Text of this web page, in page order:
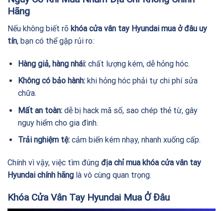
Hãng
Nếu không biết rõ khóa cửa vân tay Hyundai mua ở đâu uy
tín, bạn có thể gặp rủi ro:
Hàng giả, hàng nhái:chất lượng kém, dễ hỏng hóc.
Không có bảo hành:khi hỏng hóc phải tự chi phí sửa
chữa.
Mất an toàn:dễ bị hack mã số, sao chép thẻ từ, gây
nguy hiểm cho gia đình.
Trải nghiệm tệ:cảm biến kém nhạy, nhanh xuống cấp.
Chính vì vậy, việc tìm đúng địa chỉ mua khóa cửa vân tay
Hyundai chính hãng là vô cùng quan trọng.
Khóa Cửa Vân Tay Hyundai Mua Ở Đâu